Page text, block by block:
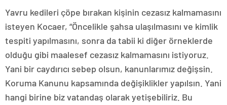
Yavru kedileri çöpe bırakan kişinin cezasız kalmamasını
isteyen Kocaer, “Öncelikle şahsa ulaşılmasını ve kimlik
tespiti yapılmasını, sonra da tabii ki diğer örneklerde
olduğu gibi maalesef cezasız kalmamasını istiyoruz.
Yani bir caydırıcı sebep olsun, kanunlarımız değişsin.
Koruma Kanunu kapsamında değişiklikler yapılsın. Yani
hangi birine biz vatandaş olarak yetişebiliriz. Bu